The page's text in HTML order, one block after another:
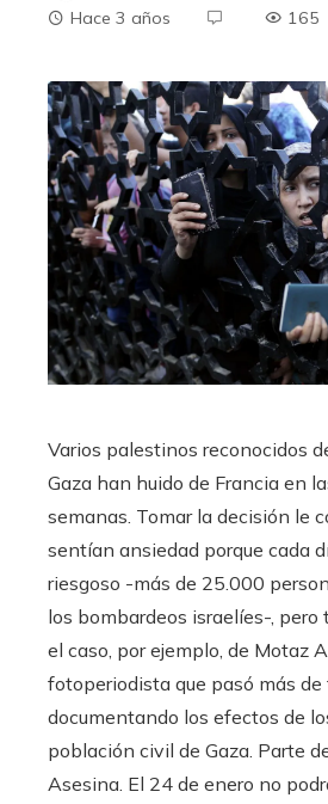
Hace 3 años
165
Varios palestinos reconocidos
Gaza han huido de Francia en
semanas. Tomar la decisión le
sentían ansiedad porque cada
riesgoso -más de 25.000
los bombardeos israelíes-, pero
el caso, por ejemplo, de Motaz
fotoperiodista que pasó más de
documentando los efectos de
población civil de Gaza. Parte
Asesina. El 24 de enero no